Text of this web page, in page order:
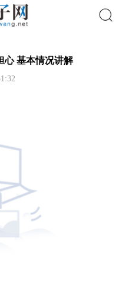
心 基本情况讲解